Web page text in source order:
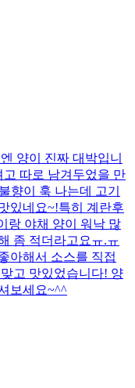
양이 진짜 대박입니
따로 남겨두었을 만
향이 훅 나는데 고기
있네요~!특히 계란후
랑 야채 양이 워낙 많
좀 적더라고요ㅠ.ㅠ
아해서 소스를 직접
고 맛있었습니다! 양
보세요~^^